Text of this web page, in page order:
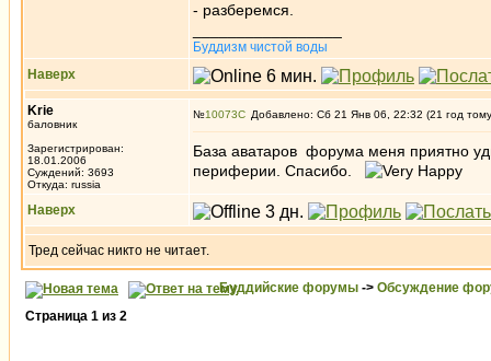
- разберемся.
Буддизм чистой воды
Наверх
Krie
баловник
Зарегистрирован:
18.01.2006
Суждений: 3693
Откуда: russia
№10073 Добавлено: Сб 21 Янв 06, 22:32 (21 год
База аватаров форума меня приятно
периферии. Спасибо.
Наверх
Тред сейчас никто не читает.
Буддийские форумы -> Обсуждение
Страница 1 из 2